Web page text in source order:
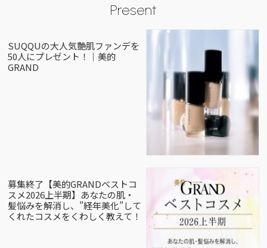
Present
SUQQUの大人気艶肌ファンデを
50人にプレゼント！｜美的
GRAND
募集終了【美的GRANDベストコ
スメ2026上半期】あなたの肌・
髪悩みを解消し、”経年美化”して
くれたコスメをくわしく教えて！